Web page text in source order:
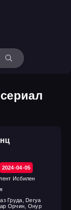
2024-04-05
Исбилен
Груда, Derya
Орчин, Онур